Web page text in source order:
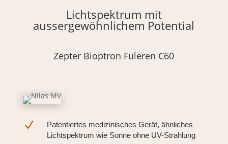
Lichtspektrum mit
aussergewöhnlichem Potential
Zepter Bioptron Fuleren C60
N
Patentiertes medizinisches Gerät, ähnliches
Lichtspektrum wie Sonne ohne UV-Strahlung